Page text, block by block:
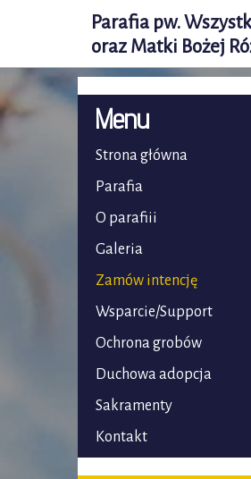
Parafia pw.
oraz Matki Bożej
Menu
Strona główna
Parafia
O parafiii
Galeria
Zamów intencję
Wsparcie/Support
Ochrona grobów
Duchowa adopcja
Sakramenty
Kontakt